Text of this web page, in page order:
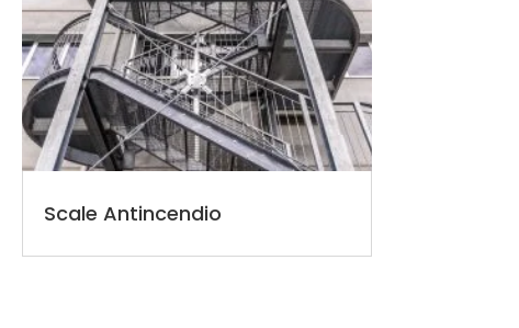
Scale Antincendio